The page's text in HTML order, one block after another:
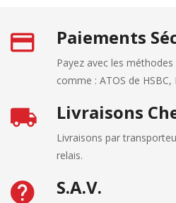
Paiements
Payez avec les
comme : ATOS de HSBC,
Livraisons
Livraisons par
relais.
S.A.V.